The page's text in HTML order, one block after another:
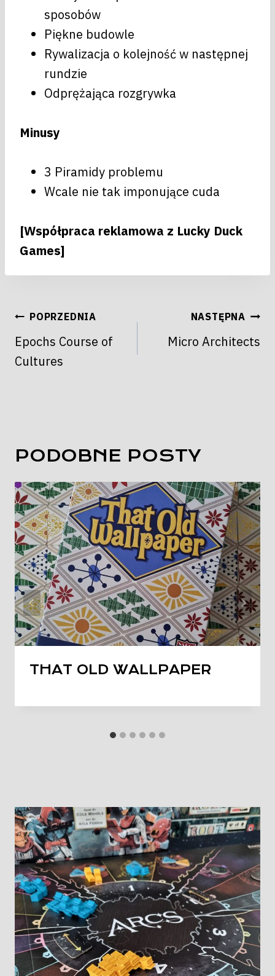
sposobów
Piękne budowle
Rywalizacja o kolejność w następnej
rundzie
Odprężająca rozgrywka
Minusy
3 Piramidy problemu
Wcale nie tak imponujące cuda
[Współpraca reklamowa z Lucky Duck
Games]
NAWIGACJA
WPISU
POPRZEDNIA
Epochs Course of
Cultures
NASTĘPNA
Micro Architects
PODOBNE POSTY
THAT OLD WALLPAPER